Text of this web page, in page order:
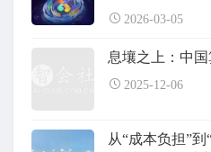
2026-03-05
息壤之上：中
2025-12-06
从“成本负担”